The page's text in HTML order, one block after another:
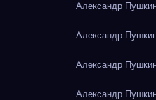
Александр
Александр
Александр
Александр